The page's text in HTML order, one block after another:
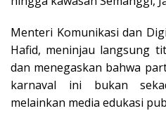
Menteri Komunikasi dan
Hafid, meninjau langsung
dan menegaskan bahwa
karnaval ini bukan
melainkan media edukasi